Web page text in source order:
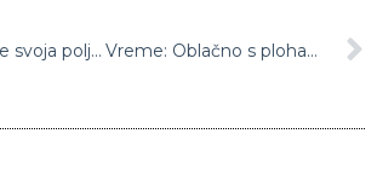
Koroški kmetje svoja polja ‘pognojili’ z industrijskim odpadom, primer zdaj roma na sodišče Vreme: Oblačno s plohami, nevihtami in nalivi